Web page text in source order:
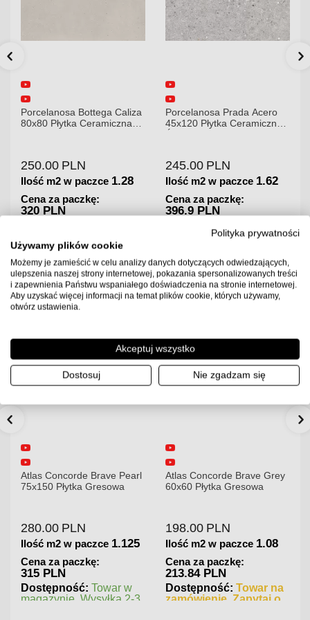
Porcelanosa Bottega Caliza
80x80 Płytka Ceramiczna
250.00 PLN
Ilość m2 w paczce 1.28
Cena za paczkę:
320 PLN
czas realizacji
Porcelanosa Prada Acero
45x120 Płytka Ceramiczna
245.00 PLN
Ilość m2 w paczce 1.62
Cena za paczkę:
396.9 PLN
zamówienie. Zapytaj o
Atlas Concorde Brave Pearl
75x150 Płytka Gresowa
280.00 PLN
Ilość m2 w paczce 1.125
Cena za paczkę:
315 PLN
Dostępność: Towar w
magazynie. Wysyłka 2-3
Atlas Concorde Brave Grey
60x60 Płytka Gresowa
198.00 PLN
Ilość m2 w paczce 1.08
Cena za paczkę:
213.84 PLN
Dostępność: Towar na
zamówienie. Zapytaj o
Polityka prywatności
Używamy plików cookie
Możemy je zamieścić w celu analizy danych dotyczących odwiedzających,
ulepszenia naszej strony internetowej, pokazania spersonalizowanych treści
i zapewnienia Państwu wspaniałego doświadczenia na stronie internetowej.
Aby uzyskać więcej informacji na temat plików cookie, których używamy,
otwórz ustawienia.
Akceptuj wszystko
Dostosuj Nie zgadzam się